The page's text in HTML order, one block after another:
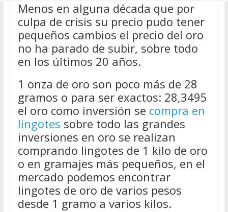
Menos en alguna década que por
culpa de crisis su precio pudo tener
pequeños cambios el precio del oro
no ha parado de subir, sobre todo
en los últimos 20 años.
1 onza de oro son poco más de 28
gramos o para ser exactos: 28,3495
el oro como inversión se compra en
lingotes sobre todo las grandes
inversiones en oro se realizan
comprando lingotes de 1 kilo de oro
o en gramajes más pequeños, en el
mercado podemos encontrar
lingotes de oro de varios pesos
desde 1 gramo a varios kilos.